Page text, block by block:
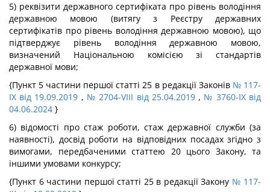
5) реквізити державного сертифіката про рівень володіння
державною мовою (витягу з Реєстру державних
сертифікатів про рівень володіння державною мовою), що
підтверджує рівень володіння державною мовою,
визначений Національною комісією зі стандартів
державної мови;
{Пункт 5 частини першої статті 25 в редакції Законів № 117-
IX від 19.09.2019 , № 2704-VIII від 25.04.2019, № 3760-IX від
04.06.2024 }
6) відомості про стаж роботи, стаж державної служби (за
наявності), досвід роботи на відповідних посадах згідно з
вимогами, передбаченими статтею 20 цього Закону, та
іншими умовами конкурсу;
{Пункт 6 частини першої статті 25 в редакції Закону № 117-